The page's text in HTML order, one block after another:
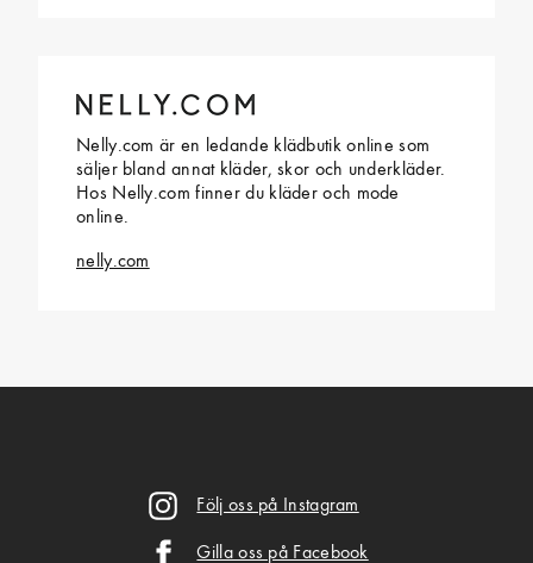
Nelly.com är en ledande klädbutik online som
säljer bland annat kläder, skor och underkläder.
Hos Nelly.com finner du kläder och mode
online.
nelly.com
Följ oss på Instagram
Gilla oss på Facebook